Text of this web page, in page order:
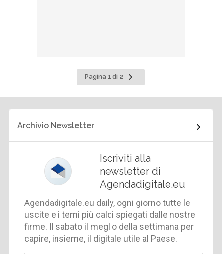
Pagina 1 di 2
Pagina
successiva
Archivio Newsletter
Iscriviti alla
newsletter di
Agendadigitale.eu
Agendadigitale.eu daily, ogni giorno tutte le
uscite e i temi più caldi spiegati dalle nostre
firme. Il sabato il meglio della settimana per
capire, insieme, il digitale utile al Paese.